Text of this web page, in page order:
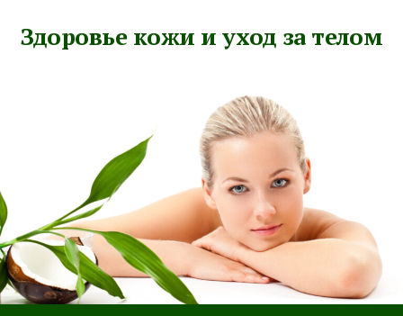
Здоровье кожи и уход за телом